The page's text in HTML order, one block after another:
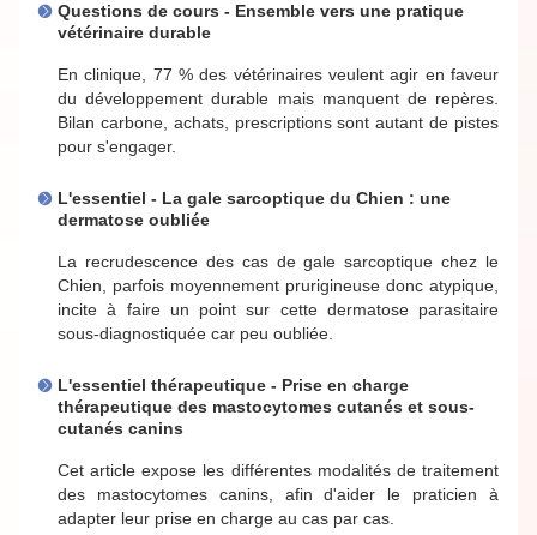
Questions de cours - Ensemble vers une pratique
vétérinaire durable
En clinique, 77 % des vétérinaires veulent agir en faveur
du développement durable mais manquent de repères.
Bilan carbone, achats, prescriptions sont autant de pistes
pour s'engager.
L'essentiel - La gale sarcoptique du Chien : une
dermatose oubliée
La recrudescence des cas de gale sarcoptique chez le
Chien, parfois moyennement prurigineuse donc atypique,
incite à faire un point sur cette dermatose parasitaire
sous-diagnostiquée car peu oubliée.
L'essentiel thérapeutique - Prise en charge
thérapeutique des mastocytomes cutanés et sous-
cutanés canins
Cet article expose les différentes modalités de traitement
des mastocytomes canins, afin d'aider le praticien à
adapter leur prise en charge au cas par cas.